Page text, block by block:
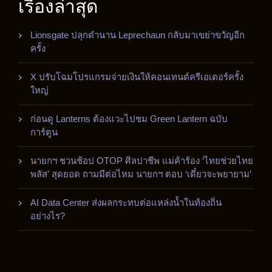
เรื่องล่าสุด
Lionsgate ปลุกตำนาน Leprechaun กลับมาเขย่าขวัญอีก
ครั้ง
X ปรับโฉมโปรแกรมจ่ายเงินให้คอนเทนต์ครีเอเตอร์ครั้ง
ใหญ่
ก่อนดู Lanterns ต้องแวะไปชม Green Lantern ฉบับ
การ์ตูน
นายกฯ ชวนช้อป OTOP ศิลปาชีพ แม่ค้าร้อง ‘ไทยช่วยไทย
พลัส’ สุดยอด ถามมีต่อไหม นายกฯ ตอบ ‘เดี๋ยวจะพยายาม’
AI Data Center ส่งผลกระทบต่อแหล่งน้ำในท้องถิ่น
อย่างไร?